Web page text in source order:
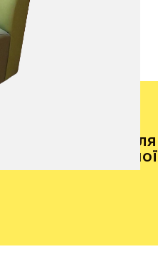
з вами для
щодо вибраної